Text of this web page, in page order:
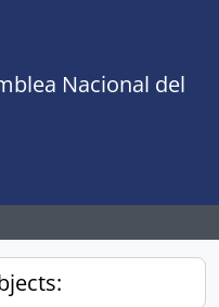
Nacional del